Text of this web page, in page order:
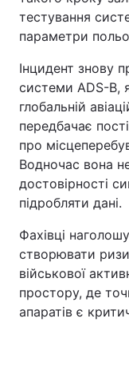
тестування
параметри
Інцидент знову
системи ADS-B,
глобальній
передбачає
про
Водночас вона
достовірності
підробляти дані.
Фахівці
створювати
військової
простору, де
апаратів є